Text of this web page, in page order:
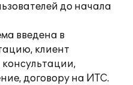
до начала
введена в
клиент
договору на ИТС.